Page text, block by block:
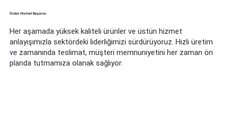
Üstün Hizmet Başarısı
Her aşamada yüksek kaliteli ürünler ve üstün hizmet
anlayışımızla sektördeki liderliğimizi sürdürüyoruz. Hızlı üretim
ve zamanında teslimat, müşteri memnuniyetini her zaman ön
planda tutmamıza olanak sağlıyor.